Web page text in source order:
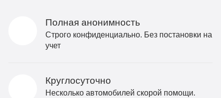
Полная анонимность
Строго конфиденциально. Без постановки на
учет
Круглосуточно
Несколько автомобилей скорой помощи.